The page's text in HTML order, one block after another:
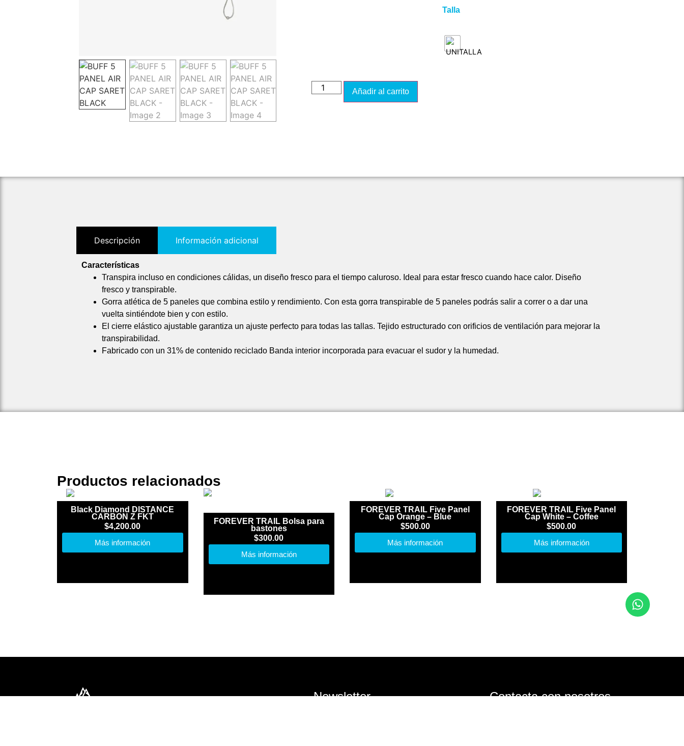
Talla
Añadir al carrito
Descripción Información adicional
Características
Transpira incluso en condiciones cálidas, un diseño fresco para el tiempo caluroso. Ideal para estar fresco cuando hace calor. Diseño
fresco y transpirable.
Gorra atlética de 5 paneles que combina estilo y rendimiento. Con esta gorra transpirable de 5 paneles podrás salir a correr o a dar una
vuelta sintiéndote bien y con estilo.
El cierre elástico ajustable garantiza un ajuste perfecto para todas las tallas. Tejido estructurado con orificios de ventilación para mejorar la
transpirabilidad.
Fabricado con un 31% de contenido reciclado Banda interior incorporada para evacuar el sudor y la humedad.
Productos relacionados
Black Diamond DISTANCE
CARBON Z FKT
$4,200.00
Más información
FOREVER TRAIL Bolsa para
bastones
$300.00
Más información
FOREVER TRAIL Five Panel
Cap Orange – Blue
$500.00
Más información
FOREVER TRAIL Five Panel
Cap White – Coffee
$500.00
Más información
Newsletter Contacta con nosotros